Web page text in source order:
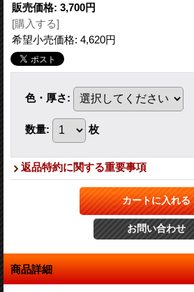
販売価格: 3,700円
[購入する]
希望小売価格: 4,620円
色・厚さ:
数量: 枚
返品特約に関する重要事項
商品詳細